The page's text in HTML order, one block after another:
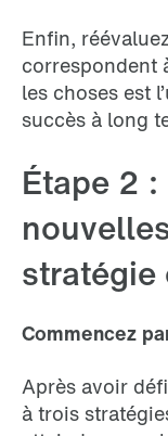
Enfin,
correspondent
les choses est
succès à long
Étape 2
stratégie
Commencez
Après avoir
à trois